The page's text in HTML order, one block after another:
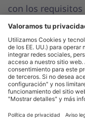
con los requisitos
Derecho a la
derecho a recibir
proporcionado
lectura
responsable del
Derecho a